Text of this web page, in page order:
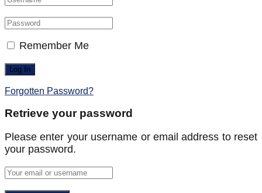
Remember Me
Forgotten Password?
Retrieve your password
Please enter your username or email address to reset
your password.